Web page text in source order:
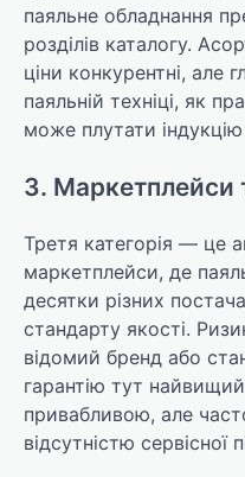
паяльне обладнання
розділів каталогу.
ціни конкурентні, але
паяльній техніці, як
може плутати
3. Маркетплейси
Третя категорія — це
маркетплейси, де
десятки різних
стандарту якості.
відомий бренд або
гарантію тут
привабливою, але
відсутністю сервісної